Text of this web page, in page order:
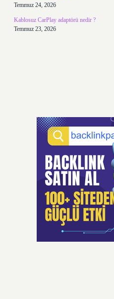
Temmuz 24, 2026
Kablosuz CarPlay adaptörü nedir ?
Temmuz 23, 2026